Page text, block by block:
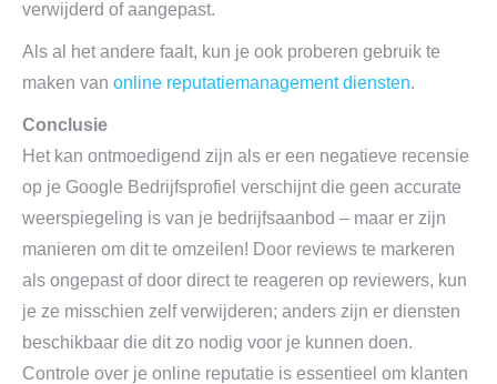
verwijderd of aangepast.
Als al het andere faalt, kun je ook proberen gebruik te
maken van online reputatiemanagement diensten.
Conclusie
Het kan ontmoedigend zijn als er een negatieve recensie
op je Google Bedrijfsprofiel verschijnt die geen accurate
weerspiegeling is van je bedrijfsaanbod – maar er zijn
manieren om dit te omzeilen! Door reviews te markeren
als ongepast of door direct te reageren op reviewers, kun
je ze misschien zelf verwijderen; anders zijn er diensten
beschikbaar die dit zo nodig voor je kunnen doen.
Controle over je online reputatie is essentieel om klanten